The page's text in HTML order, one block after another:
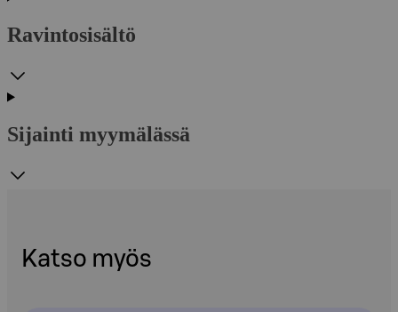
Ravintosisältö
Sijainti myymälässä
Katso myös